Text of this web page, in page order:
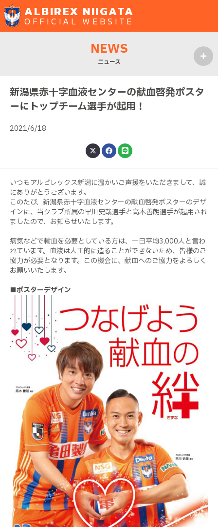
ALBIREX NIIGATA
OFFICIAL WEBSITE
NEWS
ニュース
新潟県赤十字血液センターの献血啓発ポスタ
ーにトップチーム選手が起用！
2021/6/18
いつもアルビレックス新潟に温かいご声援をいただきまして、誠
にありがとうございます。
このたび、新潟県赤十字血液センターの献血啓発ポスターのデザ
インに、当クラブ所属の早川史哉選手と高木善朗選手が起用され
ましたので、お知らせいたします。
病気などで輸血を必要としている方は、一日平均3,000人と言わ
れています。血液は人工的に造ることができないため、皆様のご
協力が必要となります。この機会に、献血へのご協力をよろしく
お願いいたします。
■ポスターデザイン